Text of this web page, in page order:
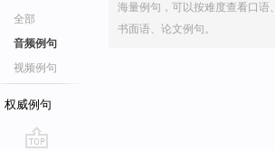
全部
音频例句
视频例句
权威例句
海量例句，可以按难度查看口语、
书面语、论文例句。